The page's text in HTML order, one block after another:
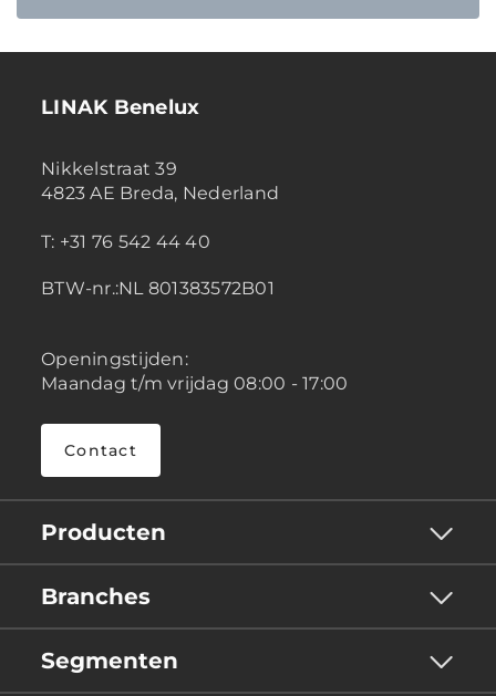
LINAK Benelux
Nikkelstraat 39
4823 AE Breda, Nederland
T: +31 76 542 44 40
BTW-nr.:NL 801383572B01
Openingstijden:
Maandag t/m vrijdag 08:00 - 17:00
Contact
Producten
Branches
Segmenten